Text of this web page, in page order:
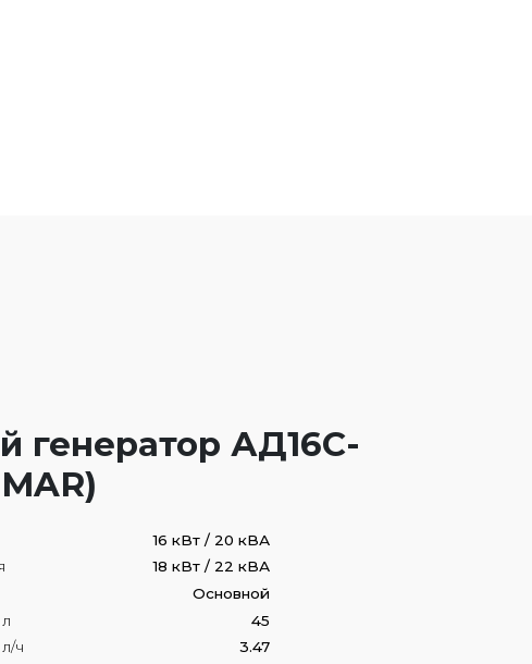
генератор АД16С-
16 кВт / 20 кВА
18 кВт / 22 кВА
Основной
45
ч
3.47